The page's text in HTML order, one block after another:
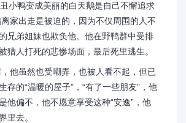
鸭变成美丽的白天鹅是自己不懈追求
家出走是被迫的，因为不仅周围的人不
兄弟姐妹也欺负他。他在野鸭群中受排
猎人打死的悲惨场面，最后死里逃生。
虽然也受嘲弄，也被人看不起，但已
存的“温暖的屋子”，“有了一些朋友”，他
他偏不，他不愿意享受这种“安逸”，他
里去。